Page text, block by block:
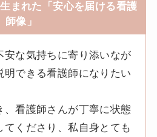
まれた「安心を届ける看護
師像」
安な気持ちに寄り添いなが
明できる看護師になりたい
、看護師さんが丁寧に状態
くださり、私自身とても